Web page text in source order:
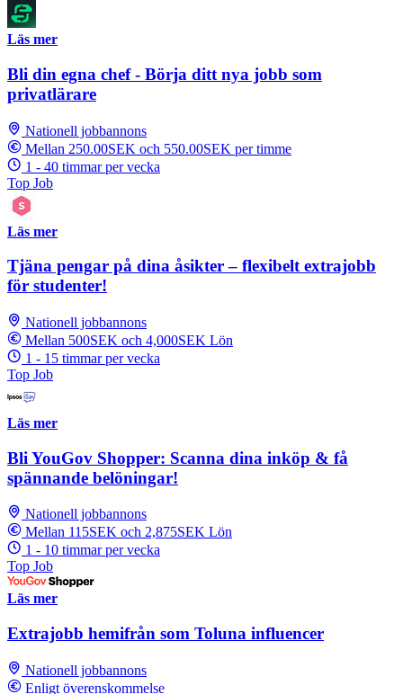
Läs mer
Bli din egna chef - Börja ditt nya jobb som
privatlärare
Nationell jobbannons
Mellan 250.00SEK och 550.00SEK per timme
1 - 40 timmar per vecka
Top Job
Läs mer
Tjäna pengar på dina åsikter – flexibelt extrajobb
för studenter!
Nationell jobbannons
Mellan 500SEK och 4,000SEK Lön
1 - 15 timmar per vecka
Top Job
Läs mer
Bli YouGov Shopper: Scanna dina inköp & få
spännande belöningar!
Nationell jobbannons
Mellan 115SEK och 2,875SEK Lön
1 - 10 timmar per vecka
Top Job
Läs mer
Extrajobb hemifrån som Toluna influencer
Nationell jobbannons
Enligt överenskommelse